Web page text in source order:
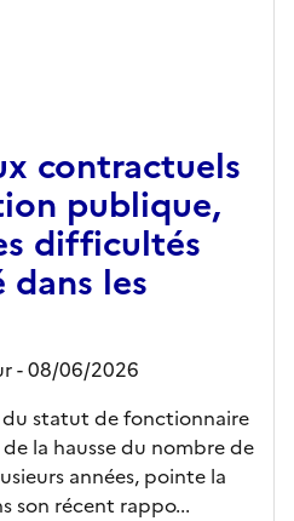
contractuels
publique,
difficultés
les
- 08/06/2026
statut de fonctionnaire
la hausse du nombre de
années, pointe la
son récent rappo...